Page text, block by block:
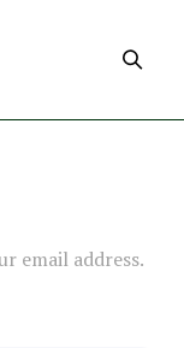
email address.